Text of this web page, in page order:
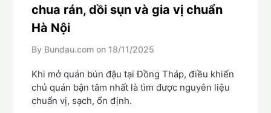
chua rán, dồi sụn và gia vị chuẩn
Hà Nội
By Bundau.com on 18/11/2025
Khi mở quán bún đậu tại Đồng Tháp, điều khiến
chủ quán bận tâm nhất là tìm được nguyên liệu
chuẩn vị, sạch, ổn định.